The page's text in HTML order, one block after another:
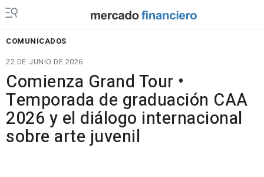
COMUNICADOS
22 DE JUNIO DE 2026
Comienza Grand Tour •
Temporada de graduación CAA
2026 y el diálogo internacional
sobre arte juvenil